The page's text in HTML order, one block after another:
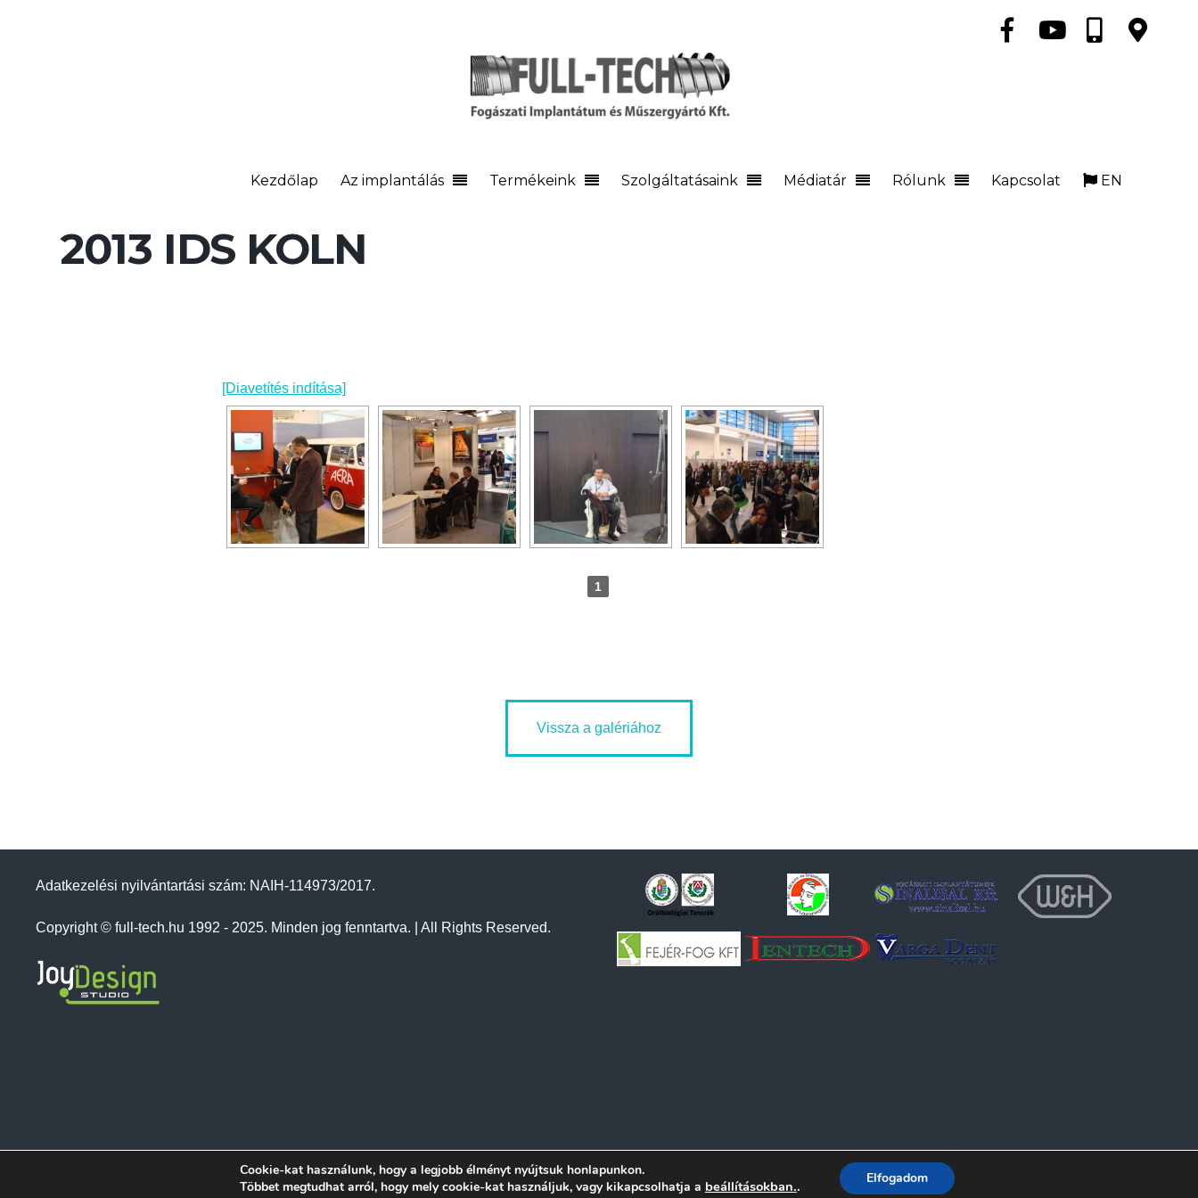
Kezdőlap Az implantálás Termékeink Szolgáltatásaink Médiatár Rólunk Kapcsolat EN
2013 IDS KÖLN
[Diavetítés indítása]
1
Vissza a galériához
Adatkezelési nyilvántartási szám: NAIH-114973/2017.
Copyright © full-tech.hu 1992 - 2025. Minden jog fenntartva. | All Rights Reserved.
Cookie-kat használunk, hogy a legjobb élményt nyújtsuk honlapunkon.
Többet megtudhat arról, hogy mely cookie-kat használjuk, vagy kikapcsolhatja a beállításokban.. Elfogadom